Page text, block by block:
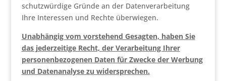
schutzwürdige Gründe an der Datenverarbeitung
Ihre Interessen und Rechte überwiegen.
Unabhängig vom vorstehend Gesagten, haben Sie
das jederzeitige Recht, der Verarbeitung Ihrer
personenbezogenen Daten für Zwecke der Werbung
und Datenanalyse zu widersprechen.